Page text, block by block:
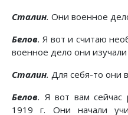
Сталин. Они военное
Белов.Я вот и считаю
военное дело они изучали
Сталин. Для себя-то они
Белов. Я вот вам сейчас
1919 г. Они начали